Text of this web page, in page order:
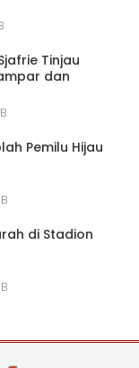
Tinjau
dan
Pemilu Hijau
di Stadion